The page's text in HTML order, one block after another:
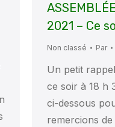
2021 – Ce
Non classé Par
Un petit
ce soir à 18 h
ci-dessous
remercions